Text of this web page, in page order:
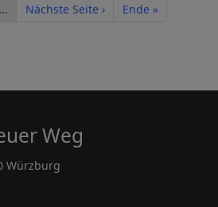
… Nächste Seite
Nächste Seite › Letzte Seite
Ende »
Weg
Würzburg